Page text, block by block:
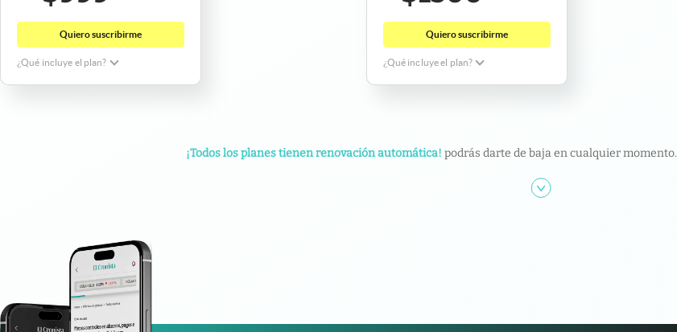
Quiero suscribirme
¿Qué incluye el plan?
Quiero suscribirme
¿Qué incluye el plan?
¡Todos los planes tienen renovación automática! podrás darte de baja en cualquier momento.